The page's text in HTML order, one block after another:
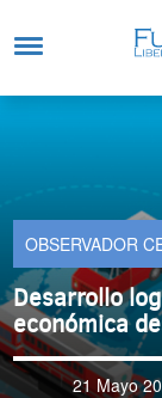
OBSERVADOR
Desarrollo
económica
21 Mayo